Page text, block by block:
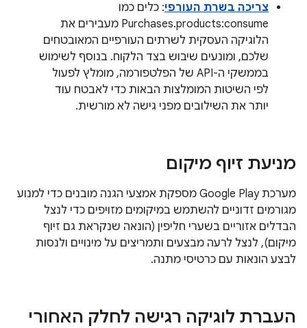
צריכה בשרת העורפי: כלים כמו
Purchases.products:consume מעבירים את
הלוגיקה העסקית לשרתים העורפיים המאובטחים
שלכם, ומונעים שיבוש בצד הלקוח. בנוסף לשימוש
בממשקי ה-API של הפלטפורמה, מומלץ לפעול
לפי השיטות המומלצות הבאות כדי לאבטח עוד
יותר את השילובים מפני גישה לא מורשית.
מניעת זיוף מיקום
מערכת Google Play מספקת אמצעי הגנה מובנים כדי למנוע
מגורמים זדוניים להשתמש במיקומים מזויפים כדי לנצל
הבדלים אזוריים בשערי חליפין (הונאה שנקראת גם זיוף
מיקום), לנצל לרעה מבצעים ותמריצים על מינויים ולנסות
לבצע הונאות עם כרטיסי מתנה.
העברת לוגיקה רגישה לחלק האחורי